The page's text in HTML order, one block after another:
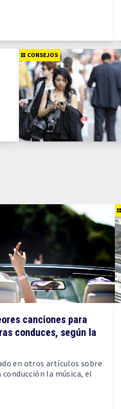
CONSEJOS
canciones para
conduces, según la
en otros artículos sobre
la música, el